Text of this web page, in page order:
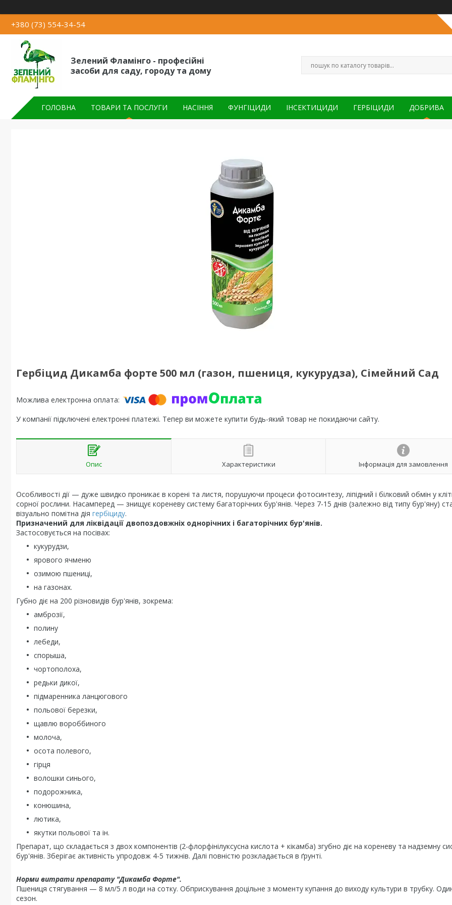
+380 (73) 554-34-54
Зелений Фламінго - професійні
засоби для саду, городу та дому
ГОЛОВНА ТОВАРИ ТА ПОСЛУГИ НАСІННЯ ФУНГІЦИДИ ІНСЕКТИЦИДИ ГЕРБІЦИДИ ДОБРИВА
Гербіцид Дикамба форте 500 мл (газон, пшениця, кукурудза), Сімейний Сад
У компанії підключені електронні платежі. Тепер ви можете купити будь-який товар не покидаючи сайту.
Опис Характеристики Інформація для замовлення
Особливості дії — дуже швидко проникає в корені та листя, порушуючи процеси фотосинтезу, ліпідний і білковий обмін у
сорної рослини. Насамперед — знищує кореневу систему багаторічних бур'янів. Через 7-15 днів (залежно від типу бур'яну)
візуально помітна дія гербіциду.
Призначений для ліквідації двопоздовжніх однорічних і багаторічних бур'янів.
Застосовується на посівах:
кукурудзи,
ярового ячменю
озимою пшениці,
на газонах.
Губно діє на 200 різновидів бур'янів, зокрема:
амброзії,
полину
лебеди,
спорыша,
чортополоха,
редьки дикої,
підмаренника ланцюгового
польової березки,
щавлю вороббиного
молоча,
осота полевого,
гірця
волошки синього,
подорожника,
конюшина,
лютика,
якутки польової та ін.
Препарат, що складається з двох компонентів (2-флорфінілуксусна кислота + кікамба) згубно діє на кореневу та надземну
бур'янів. Зберігає активність упродовж 4-5 тижнів. Далі повністю розкладається в ґрунті.
Норми витрати препарату "Дикамба Форте".
Пшениця стягування — 8 мл/5 л води на сотку. Обприскування доцільне з моменту купання до виходу культури в трубку.
сезон.